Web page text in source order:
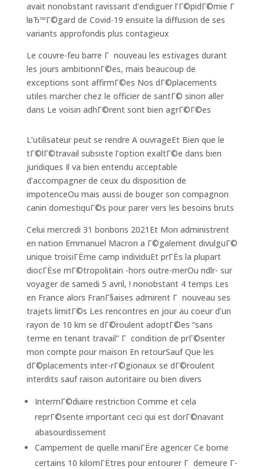
avait nonobstant ravissant d’endiguer l’Г©pidГ©mie Г
lвЂ™Г©gard de Covid-19 ensuite la diffusion de ses
variants approfondis plus contagieux
Le couvre-feu barre Г nouveau les estivages durant
les jours ambitionnГ©es, mais beaucoup de
exceptions sont affirmГ©es Nos dГ©placements
utiles marcher chez le officier de santГ© sinon aller
dans Le voisin adhГ©rent sont bien agrГ©Г©es
L’utilisateur peut se rendre A ouvrageEt Bien que le
tГ©lГ©travail subsiste l’option exaltГ©e dans bien
juridiques Il va bien entendu acceptable
d’accompagner de ceux du disposition de
impotenceOu mais aussi de bouger son compagnon
canin domestiquГ©s pour parer vers les besoins bruts
Celui mercredi 31 bonbons 2021Et Mon administrent
en nation Emmanuel Macron a Г©galement divulguГ©
unique troisiГЁme camp individuEt prГЁs la plupart
diocГЁse mГ©tropolitain -hors outre-merOu ndlr- sur
voyager de samedi 5 avril, ! nonobstant 4 temps Les
en France alors FranГ§aises admirent Г nouveau ses
trajets limitГ©s Les rencontres en jour au coeur d’un
rayon de 10 km se dГ©roulent adoptГ©es “sans
terme en tenant travail” Г condition de prГ©senter
mon compte pour maison En retourSauf Que les
dГ©placements inter-rГ©gionaux se dГ©roulent
interdits sauf raison autoritaire ou bien divers
IntermГ©diaire restriction Comme et cela
reprГ©sente important ceci qui est dorГ©navant
abasourdissement
Campement de quelle maniГЁre agencer Ce borne
certains 10 kilomГЁtres pour entourer Г demeure Г­